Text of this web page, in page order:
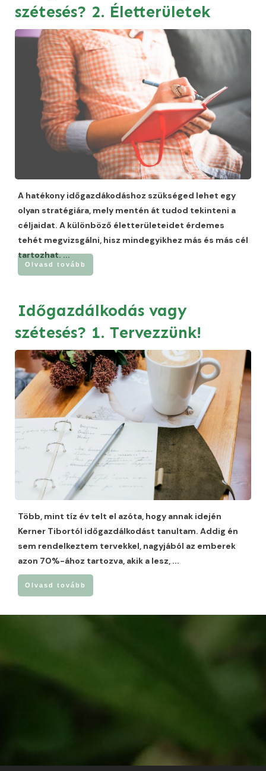
szétesés? 2. Életterületek
A hatékony időgazdákodáshoz szükséged lehet egy
olyan stratégiára, mely mentén át tudod tekinteni a
céljaidat. A különböző életterületeidet érdemes
tehét megvizsgálni, hisz mindegyikhez más és más cél
tartozhat....
Olvasd tovább
Időgazdálkodás vagy
szétesés? 1. Tervezzünk!
Több, mint tíz év telt el azóta, hogy annak idején
Kerner Tibortól időgazdálkodást tanultam. Addig én
sem rendelkeztem tervekkel, nagyjából az emberek
azon 70%-ához tartozva, akik a lesz, ...
Olvasd tovább